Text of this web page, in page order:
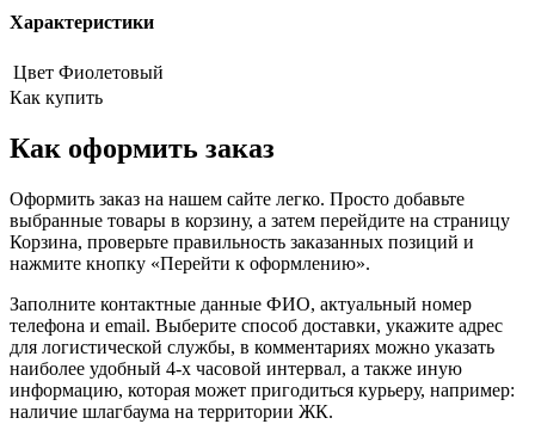
Характеристики
Цвет Фиолетовый
Как купить
Как оформить заказ
Оформить заказ на нашем сайте легко. Просто добавьте
выбранные товары в корзину, а затем перейдите на страницу
Корзина, проверьте правильность заказанных позиций и
нажмите кнопку «Перейти к оформлению».
Заполните контактные данные ФИО, актуальный номер
телефона и email. Выберите способ доставки, укажите адрес
для логистической службы, в комментариях можно указать
наиболее удобный 4-х часовой интервал, а также иную
информацию, которая может пригодиться курьеру, например:
наличие шлагбаума на территории ЖК.